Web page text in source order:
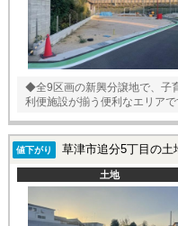
◆全9区画の新興分譲地で、子
利便施設が揃う便利なエリアで
値下がり 草津市追分5丁目の土
土地